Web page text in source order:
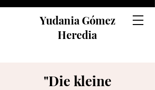
Yudania Gómez
Heredia
"Die kleine